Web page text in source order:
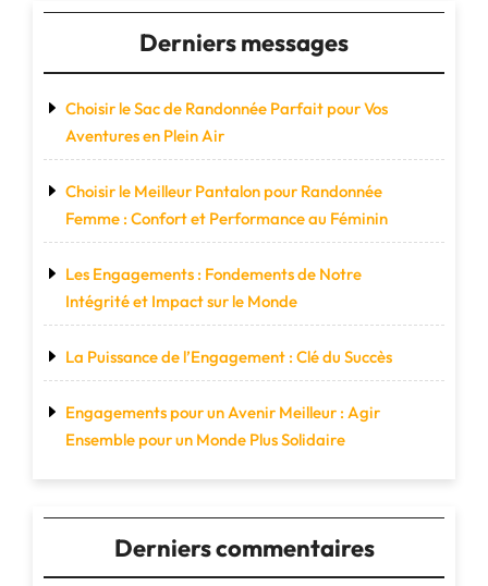
Derniers messages
Choisir le Sac de Randonnée Parfait pour Vos
Aventures en Plein Air
Choisir le Meilleur Pantalon pour Randonnée
Femme : Confort et Performance au Féminin
Les Engagements : Fondements de Notre
Intégrité et Impact sur le Monde
La Puissance de l’Engagement : Clé du Succès
Engagements pour un Avenir Meilleur : Agir
Ensemble pour un Monde Plus Solidaire
Derniers commentaires